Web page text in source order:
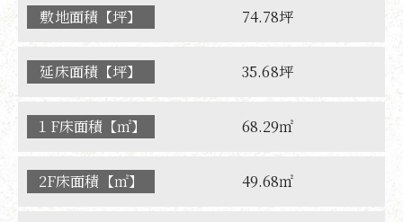
敷地面積【坪】 74.78坪
延床面積【坪】 35.68坪
１F床面積【㎡】 68.29㎡
2F床面積【㎡】 49.68㎡